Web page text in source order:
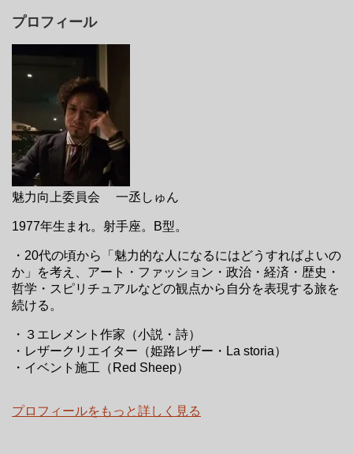
プロフィール
魅力向上委員会 一丞しゅん
1977年生まれ。射手座。B型。
・20代の頃から「魅力的な人になるにはどうすればよいの
か」を考え、アート・ファッション・政治・経済・歴史・
哲学・スピリチュアルなどの観点から自分を表現する旅を
続ける。
・３エレメント作家（小説・詩）
・レザークリエイター（姫路レザー・La storia）
・イベント施工（Red Sheep）
プロフィールをもっと詳しく見る